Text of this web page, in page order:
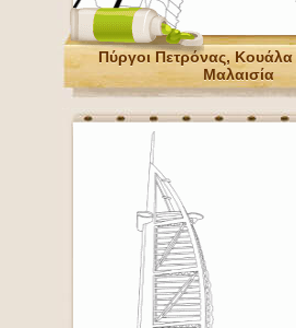
Πύργοι Πετρόνας,
Μαλαισία